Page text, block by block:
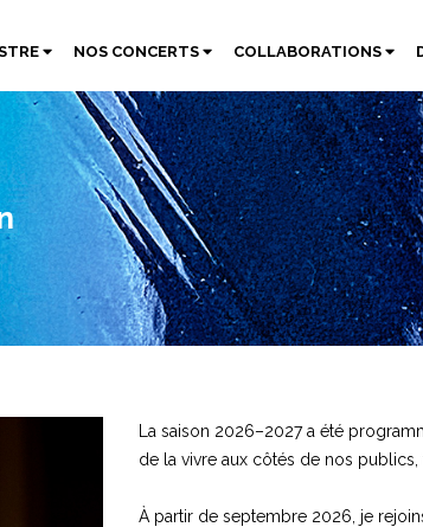
NOS CONCERTS COLLABORATIONS
La saison 2026–2027 a été
de la vivre aux côtés de nos
À partir de septembre 2026, je